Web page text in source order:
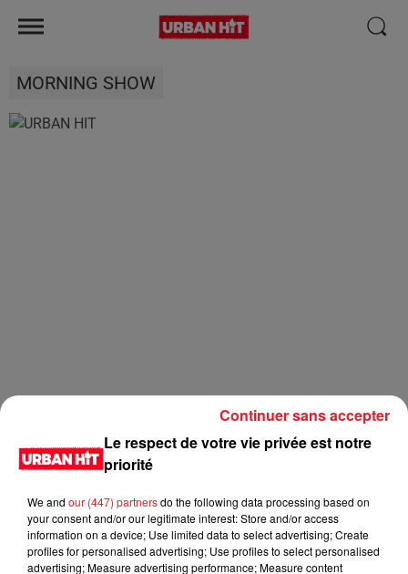
MORNING SHOW
Le respect de votre vie privée est notre
priorité
We and our (447) partnersdo the following data processing based on
your consent and/or our legitimate interest: Store and/or access
information on a device; Use limited data to select advertising; Create
profiles for personalised advertising; Use profiles to select personalised
advertising; Measure advertising performance; Measure content
Continuer sans accepter